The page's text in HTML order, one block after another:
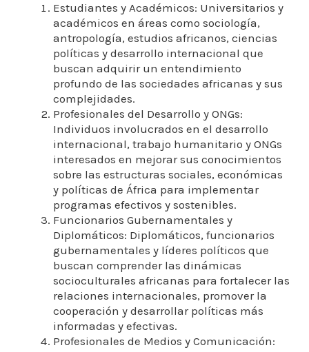
Estudiantes y Académicos: Universitarios y
académicos en áreas como sociología,
antropología, estudios africanos, ciencias
políticas y desarrollo internacional que
buscan adquirir un entendimiento
profundo de las sociedades africanas y sus
complejidades.
Profesionales del Desarrollo y ONGs:
Individuos involucrados en el desarrollo
internacional, trabajo humanitario y ONGs
interesados en mejorar sus conocimientos
sobre las estructuras sociales, económicas
y políticas de África para implementar
programas efectivos y sostenibles.
Funcionarios Gubernamentales y
Diplomáticos: Diplomáticos, funcionarios
gubernamentales y líderes políticos que
buscan comprender las dinámicas
socioculturales africanas para fortalecer las
relaciones internacionales, promover la
cooperación y desarrollar políticas más
informadas y efectivas.
Profesionales de Medios y Comunicación: